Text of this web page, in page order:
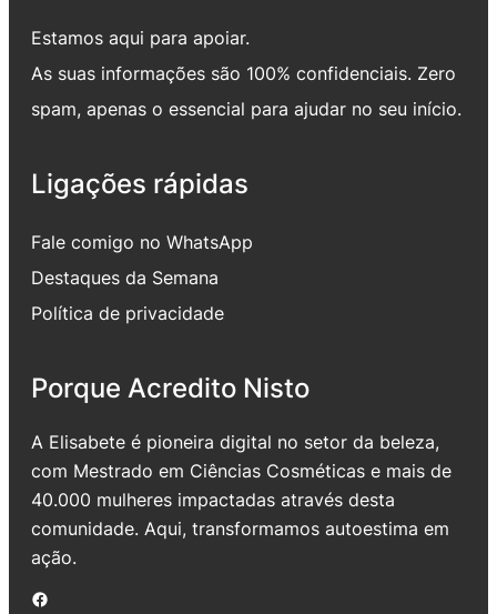
Estamos aqui para apoiar.
As suas informações são 100% confidenciais. Zero
spam, apenas o essencial para ajudar no seu início.
Ligações rápidas
Fale comigo no WhatsApp
Destaques da Semana
Política de privacidade
Porque Acredito Nisto
A Elisabete é pioneira digital no setor da beleza,
com Mestrado em Ciências Cosméticas e mais de
40.000 mulheres impactadas através desta
comunidade. Aqui, transformamos autoestima em
ação.
Facebook